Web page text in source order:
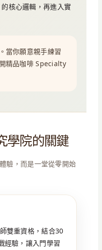
核心邏輯，再進入實
當你願意親手練習
精品咖啡 Specialty
學院的關鍵
驗，而是一堂從零開始
雙重資格，結合30
經驗，讓入門學習